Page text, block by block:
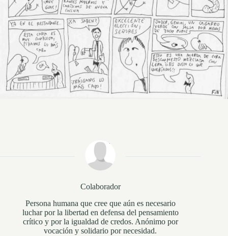
Colaborador
Persona humana que cree que aún es necesario
luchar por la libertad en defensa del pensamiento
crítico y por la igualdad de credos. Anónimo por
vocación y solidario por necesidad.